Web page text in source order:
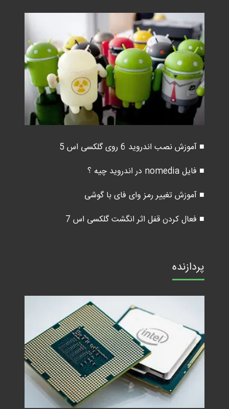
■ آموزش نصب اندروید 6 روی گلکسی اس 5
■ فایل nomedia در اندروید چیه ؟
■ آموزش تغییر رمز وای فای با گوشی
■ فعال کردن قفل اثر انگشت گلکسی اس 7
پردازنده